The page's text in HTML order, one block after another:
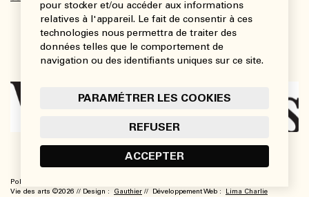
pour stocker et/ou accéder aux informations
relatives à l'appareil. Le fait de consentir à ces
technologies nous permettra de traiter des
données telles que le comportement de
navigation ou des identifiants uniques sur ce site.
PARAMÉTRER LES COOKIES
REFUSER
ACCEPTER
Politique de confidentialité
Vie des arts ©2026 // Design : Gauthier // Développement Web : Lima Charlie